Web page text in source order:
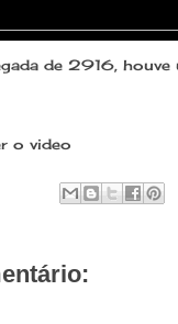
de 2916,
o video